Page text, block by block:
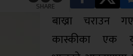
SHARE
बाख्रा चराउन
कास्कीका एक